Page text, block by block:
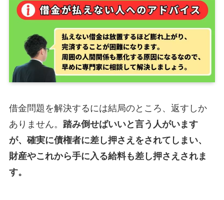
借金問題を解決するには結局のところ、返すしか
ありません。 踏み倒せばいいと言う人がいます
が、確実に債権者に差し押さえをされてしまい、
財産やこれから手に入る給料も差し押さえされま
す。